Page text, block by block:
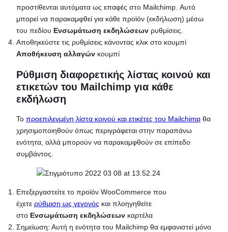
προστίθενται αυτόματα ως επαφές στο Mailchimp. Αυτό
μπορεί να παρακαμφθεί για κάθε προϊόν (εκδήλωση) μέσω
του πεδίου Ενσωμάτωση εκδηλώσεων ρυθμίσεις.
Αποθηκεύστε τις ρυθμίσεις κάνοντας κλικ στο κουμπί
Αποθήκευση αλλαγών κουμπί
Ρύθμιση διαφορετικής λίστας κοινού και
ετικετών του Mailchimp για κάθε
εκδήλωση
Το προεπιλεγμένη λίστα κοινού και ετικέτες του Mailchimp θα
χρησιμοποιηθούν όπως περιγράφεται στην παραπάνω
ενότητα, αλλά μπορούν να παρακαμφθούν σε επίπεδο
συμβάντος.
Επεξεργαστείτε το προϊόν WooCommerce που
έχετε ρύθμιση ως γεγονός και πλοηγηθείτε
στο Ενσωμάτωση εκδηλώσεων καρτέλα
Σημείωση: Αυτή η ενότητα του Mailchimp θα εμφανιστεί μόνο